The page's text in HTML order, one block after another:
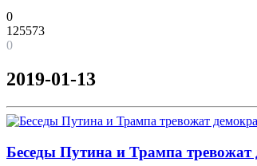
0
125573
0
2019-01-13
Беседы Путина и Трампа тревожат